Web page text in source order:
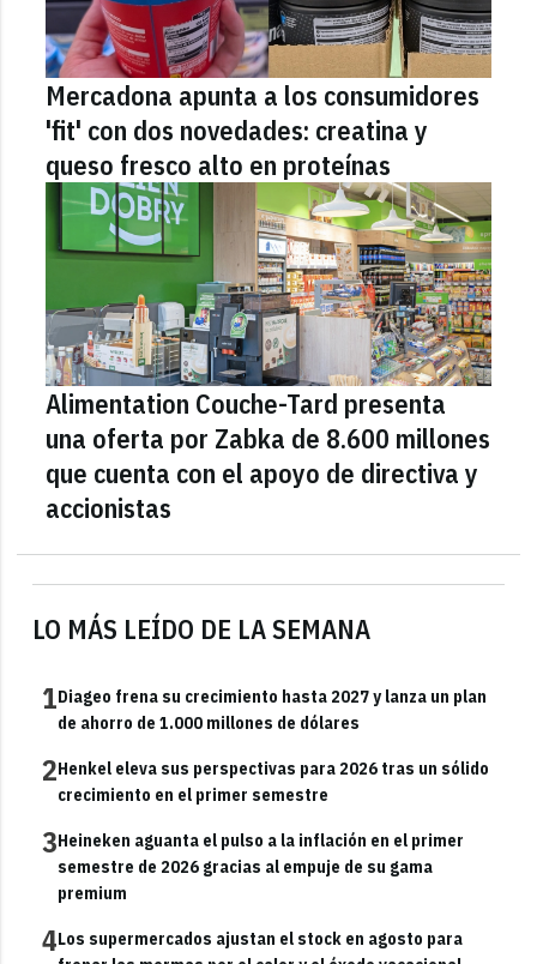
LO MÁS LEÍDO DE LA SEMANA
1Diageo frena su crecimiento hasta 2027 y lanza un plan
de ahorro de 1.000 millones de dólares
2Henkel eleva sus perspectivas para 2026 tras un sólido
crecimiento en el primer semestre
3Heineken aguanta el pulso a la inflación en el primer
semestre de 2026 gracias al empuje de su gama
premium
4Los supermercados ajustan el stock en agosto para
Mercadona apunta a los consumidores
'fit' con dos novedades: creatina y
queso fresco alto en proteínas
Alimentation Couche-Tard presenta
una oferta por Zabka de 8.600 millones
que cuenta con el apoyo de directiva y
accionistas